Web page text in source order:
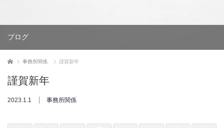
ブログ
ホーム 事務所関係 謹賀新年
謹賀新年
2023.1.1 事務所関係